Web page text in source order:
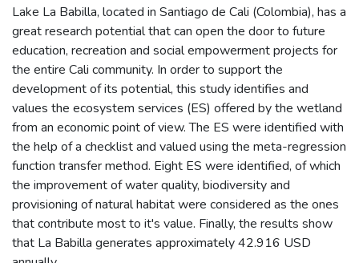
Lake La Babilla, located in Santiago de Cali (Colombia), has a
great research potential that can open the door to future
education, recreation and social empowerment projects for
the entire Cali community. In order to support the
development of its potential, this study identifies and
values the ecosystem services (ES) offered by the wetland
from an economic point of view. The ES were identified with
the help of a checklist and valued using the meta-regression
function transfer method. Eight ES were identified, of which
the improvement of water quality, biodiversity and
provisioning of natural habitat were considered as the ones
that contribute most to it's value. Finally, the results show
that La Babilla generates approximately 42.916 USD